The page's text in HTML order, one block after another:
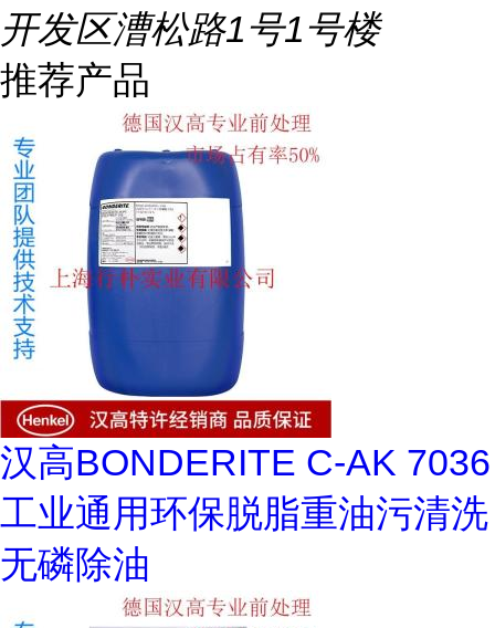
开发区漕松路1号1号楼
推荐产品
汉高BONDERITE C-AK 7036
工业通用环保脱脂重油污清洗
无磷除油